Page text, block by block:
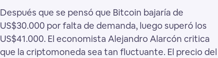
Después que se pensó que Bitcoin bajaría de
US$30.000 por falta de demanda, luego superó los
US$41.000. El economista Alejandro Alarcón critica
que la criptomoneda sea tan fluctuante. El precio del